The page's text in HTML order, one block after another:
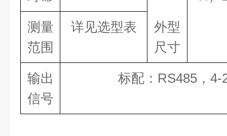
外型
尺寸
测量
范围
详见选型表
输出
信号
标配： RS485， 4-